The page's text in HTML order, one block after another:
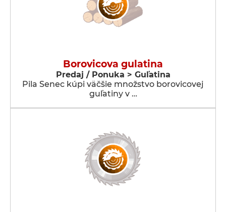
Borovicova gulatina
Predaj / Ponuka > Guľatina
Pila Senec kúpi väčšie množstvo borovicovej
guľatiny v …